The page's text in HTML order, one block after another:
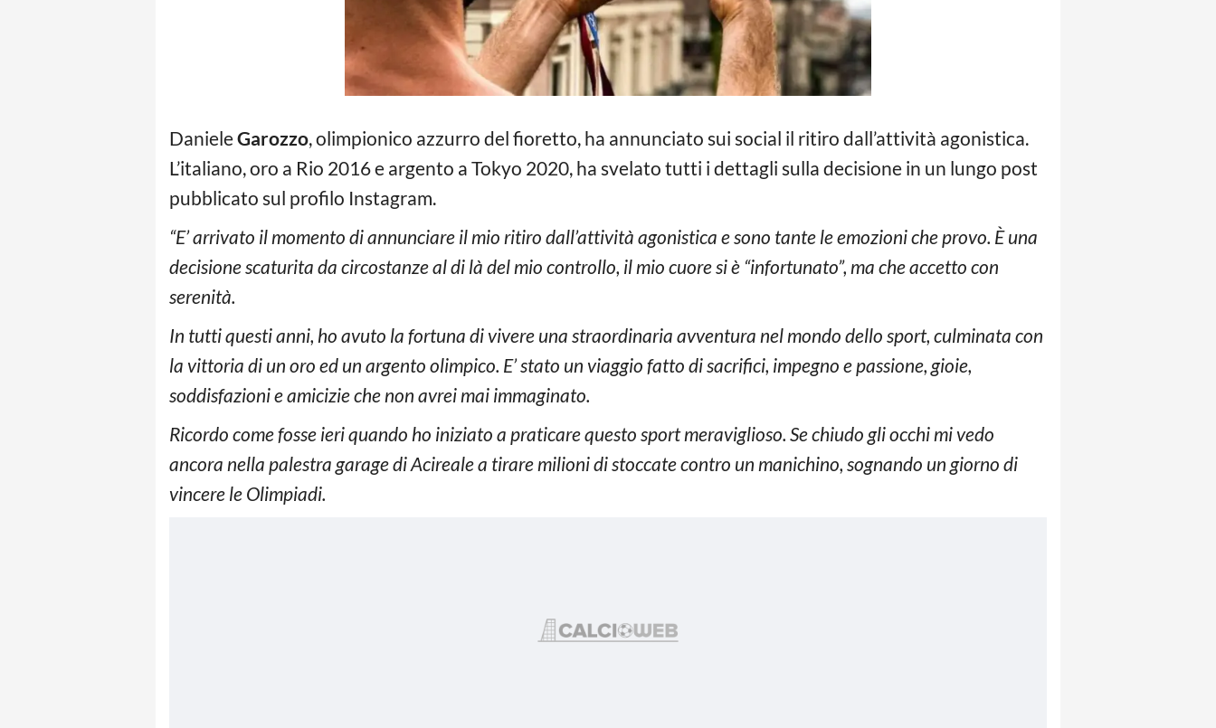
DanieleGarozzo, olimpionico azzurro del fioretto, ha annunciato sui social il ritiro dall’attività agonistica.
L’italiano, oro a Rio 2016 e argento a Tokyo 2020, ha svelato tutti i dettagli sulla decisione in un lungo post
pubblicato sul profilo Instagram.
“E’ arrivato il momento di annunciare il mio ritiro dall’attività agonistica e sono tante le emozioni che provo. È una
decisione scaturita da circostanze al di là del mio controllo, il mio cuore si è “infortunato”, ma che accetto con
serenità.
In tutti questi anni, ho avuto la fortuna di vivere una straordinaria avventura nel mondo dello sport, culminata con
la vittoria di un oro ed un argento olimpico. E’ stato un viaggio fatto di sacrifici, impegno e passione, gioie,
soddisfazioni e amicizie che non avrei mai immaginato.
Ricordo come fosse ieri quando ho iniziato a praticare questo sport meraviglioso. Se chiudo gli occhi mi vedo
ancora nella palestra garage di Acireale a tirare milioni di stoccate contro un manichino, sognando un giorno di
vincere le Olimpiadi.